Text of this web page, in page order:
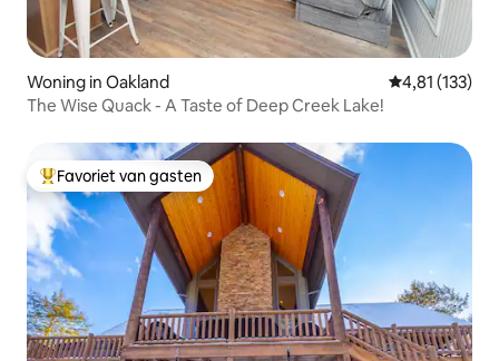
Woning in Oakland Gemiddelde
4,81 (133)
The Wise Quack - A Taste of Deep Creek Lake!
Topfavoriet van gasten
Favoriet van gasten